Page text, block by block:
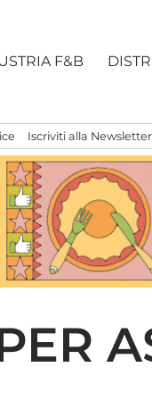
F&B
Iscriviti alla Newsletter